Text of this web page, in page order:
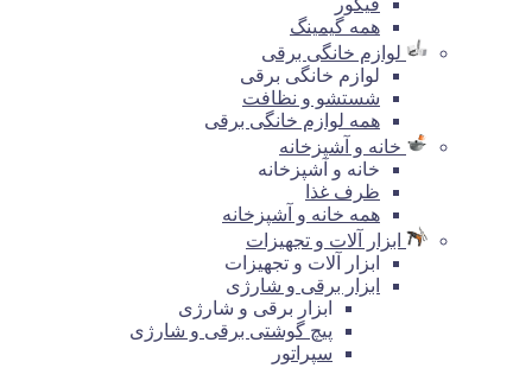
فیگور
همه گیمینگ
لوازم خانگی برقی
لوازم خانگی برقی
شستشو و نظافت
همه لوازم خانگی برقی
خانه و آشپزخانه
خانه و آشپزخانه
ظرف غذا
همه خانه و آشپزخانه
ابزار آلات و تجهیزات
ابزار آلات و تجهیزات
ابزار برقی و شارژی
ابزار برقی و شارژی
پیچ گوشتی برقی و شارژی
سپراتور